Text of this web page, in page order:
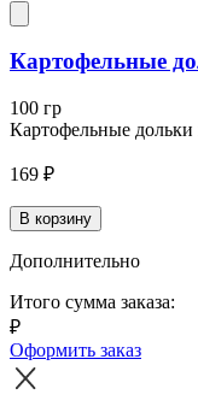
Картофельные
100 гр
Картофельные дольки
169 ₽
В корзину
Дополнительно
Итого сумма заказа:
₽
Оформить заказ